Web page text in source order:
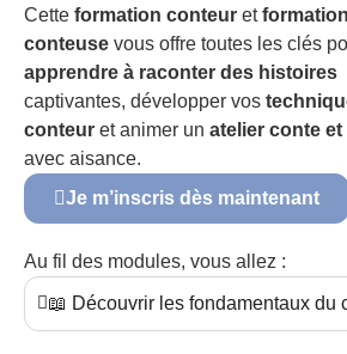
Cette formation conteur etformation
conteuse vous offre toutes les clés
apprendre à raconter des histoires
captivantes, développer vos
conteur et animer un atelier conte et
avec aisance.
Je m’inscris dès maintenant
Au fil des modules, vous allez :
📖 Découvrir les fondamentaux du